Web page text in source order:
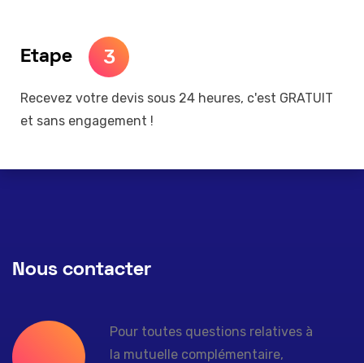
Etape 3
Recevez votre devis sous 24 heures, c'est GRATUIT
et sans engagement !
Nous contacter
Pour toutes questions relatives à
la mutuelle complémentaire,